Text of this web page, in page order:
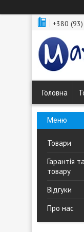
+380
Головна
Товари
Гарантія
товару
Відгуки
Про нас